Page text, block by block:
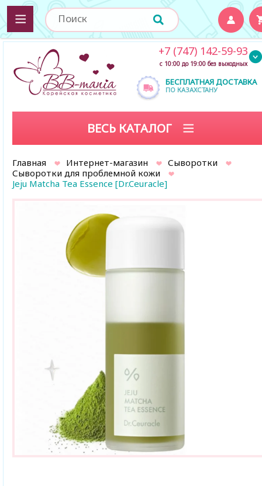
БЕСПЛАТНАЯ ДОСТАВКА
ПО КАЗАХСТАНУ
+7 (747) 142-59-93
с 10:00 до 19:00 без выходных
ВЕСЬ КАТАЛОГ
Главная Интернет-магазин
Сыворотки
Сыворотки для проблемной кожи
Jeju Matcha Tea Essence [Dr.Ceuracle]